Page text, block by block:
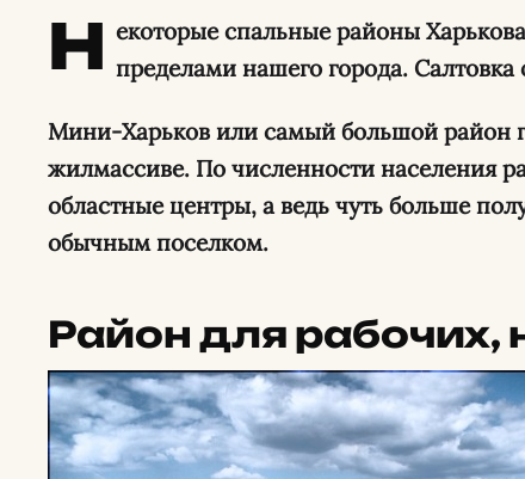
Н екоторые спальные районы
пределами нашего города. Салтовка
Мини-Харьков или самый большой район
жилмассиве. По численности населения
областные центры, а ведь чуть больше
обычным поселком.
Район для рабочих,